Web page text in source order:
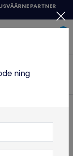
PARTNER
ning